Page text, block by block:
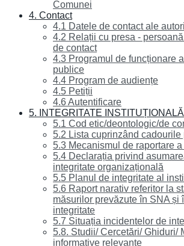
Comunei
4. Contact
4.1 Datele de contact ale
4.2 Relații cu presa -
de contact
4.3 Programul de funcționare
publice
4.4 Program de audiențe
4.5 Petiții
4.6 Autentificare
5. INTEGRITATE INSTITUȚIONALĂ
5.1 Cod etic/deontologic/de
5.2 Lista cuprinzând cadourile
5.3 Mecanismul de raportare
5.4 Declarația privind
integritate organizațională
5.5 Planul de integritate al
5.6 Raport narativ referitor la
măsurilor prevăzute în SNA și
integritate
5.7 Situația incidentelor de
5.8. Studii/ Cercetări/ Ghiduri/
informative relevante